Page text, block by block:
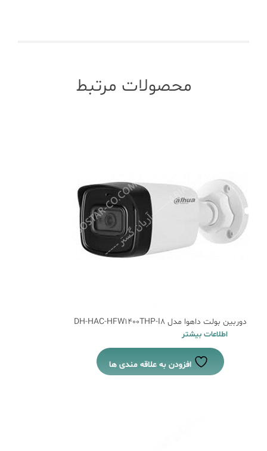
محصولات مرتبط
دوربین بولت داهوا مدل DH-HAC-HFW1400THP-I8
اطلاعات بیشتر
افزودن به علاقه مندی ها